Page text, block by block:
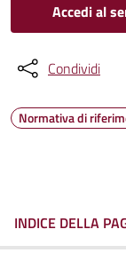
Accedi al
Condividi
Normativa di
INDICE DELLA